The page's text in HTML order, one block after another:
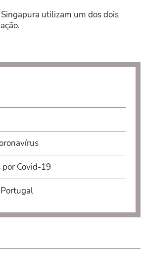
utilizam um dos dois
por Covid-19